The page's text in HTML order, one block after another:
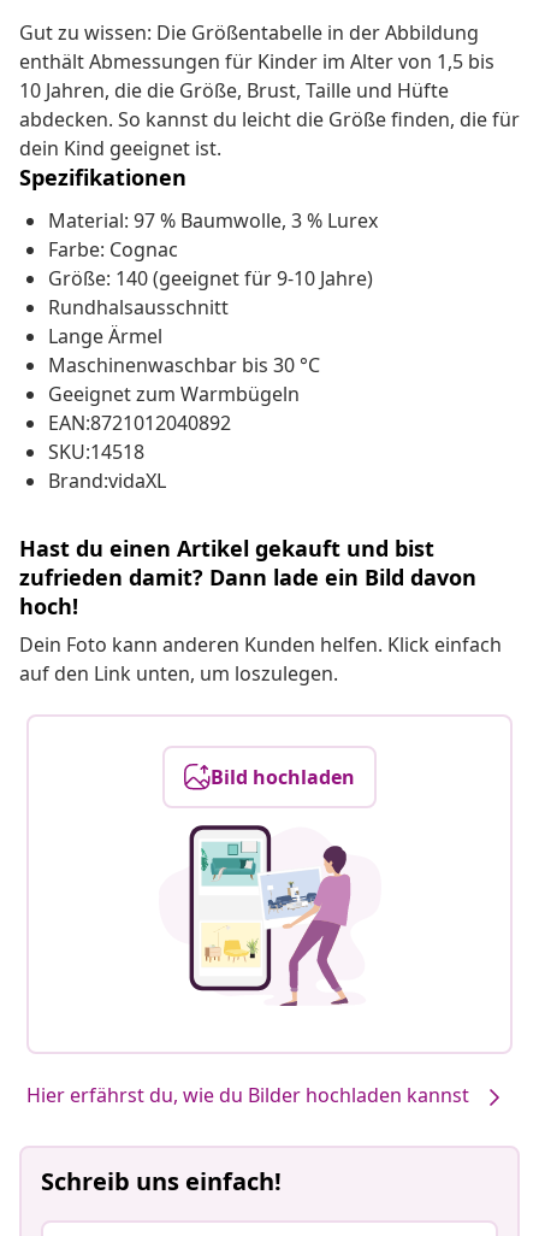
Gut zu wissen: Die Größentabelle in der Abbildung
enthält Abmessungen für Kinder im Alter von 1,5 bis
10 Jahren, die die Größe, Brust, Taille und Hüfte
abdecken. So kannst du leicht die Größe finden, die für
dein Kind geeignet ist.
Spezifikationen
Material: 97 % Baumwolle, 3 % Lurex
Farbe: Cognac
Größe: 140 (geeignet für 9-10 Jahre)
Rundhalsausschnitt
Lange Ärmel
Maschinenwaschbar bis 30 °C
Geeignet zum Warmbügeln
EAN:8721012040892
SKU:14518
Brand:vidaXL
Hast du einen Artikel gekauft und bist
zufrieden damit? Dann lade ein Bild davon
hoch!
Dein Foto kann anderen Kunden helfen. Klick einfach
auf den Link unten, um loszulegen.
Bild hochladen
Hier erfährst du, wie du Bilder hochladen kannst
Schreib uns einfach!